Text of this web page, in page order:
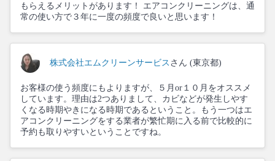
もらえるメリットがあります！ エアコンクリーニングは、通
常の使い方で３年に一度の頻度で良いと思います！
株式会社エムクリーンサービス さん (東京都)
お客様の使う頻度にもよりますが、５月or１０月をオススメ
しています。理由は2つありまして、カビなどが発生しやす
くなる時期やきになる時期であるということ。もう一つはエ
アコンクリーニングをする業者が繁忙期に入る前で比較的に
予約も取りやすいということですね。